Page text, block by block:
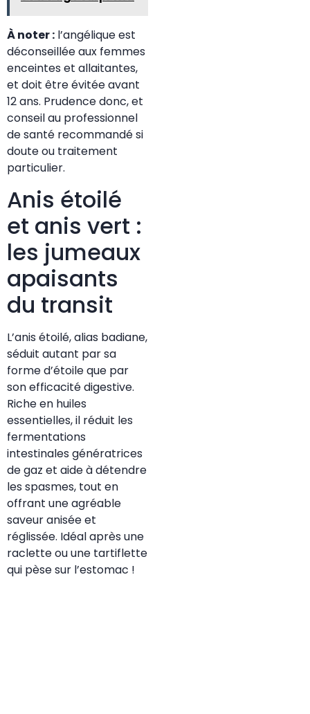
À noter : l’angélique est
déconseillée aux femmes
enceintes et allaitantes,
et doit être évitée avant
12 ans. Prudence donc, et
conseil au professionnel
de santé recommandé si
doute ou traitement
particulier.
Anis étoilé
et anis vert :
les jumeaux
apaisants
du transit
L’anis étoilé, alias badiane,
séduit autant par sa
forme d’étoile que par
son efficacité digestive.
Riche en huiles
essentielles, il réduit les
fermentations
intestinales génératrices
de gaz et aide à détendre
les spasmes, tout en
offrant une agréable
saveur anisée et
réglissée. Idéal après une
raclette ou une tartiflette
qui pèse sur l’estomac !